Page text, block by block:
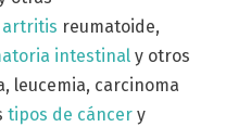
artritis reumatoide,
intestinaly otros
leucemia, carcinoma
tipos de cáncery